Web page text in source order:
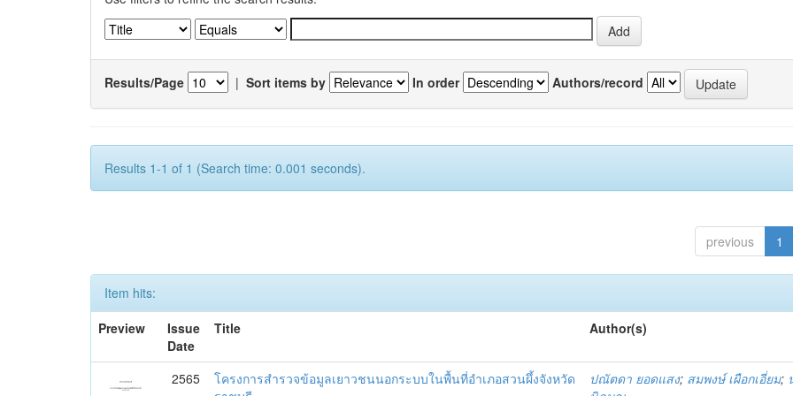
Results/Page | Sort items by In order Authors/record
Results 1-1 of 1 (Search time: 0.001 seconds).
previous 1
Item hits:
Preview
Issue
Date
Title Author(s)
2565
โครงการสำรวจข้อมูลเยาวชนนอกระบบในพื้นที่อำเภอสวนผึ้งจังหวัด
ปณัตดา ยอดแสง; สมพงษ์ เผือกเอี่ยม;